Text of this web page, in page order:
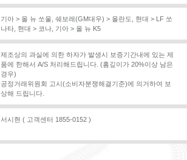
기아 > 올 뉴 쏘울 쉐보레(GM대우) > 올란도
현대 > LF 쏘
나타, 현대 > 코나, 기아 > 올 뉴 K5
제조상의 과실에 의한 하자가 발생시 보증기간내에 있는 제
품에 한해서 A/S 처리해드립니다. (홈깊이가 20%이상 남은
경우)
공정거래위원회 고시(소비자분쟁해결기준)에 의거하여 보
상해 드립니다.
서시현 ( 고객센터 1855-0152 )